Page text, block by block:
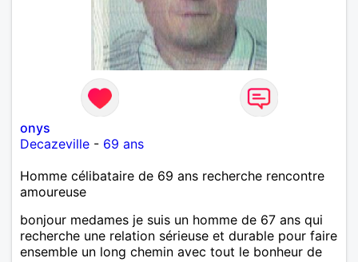
onys
Decazeville - 69 ans
Homme célibataire de 69 ans recherche rencontre
amoureuse
bonjour medames je suis un homme de 67 ans qui
recherche une relation sérieuse et durable pour faire
ensemble un long chemin avec tout le bonheur de